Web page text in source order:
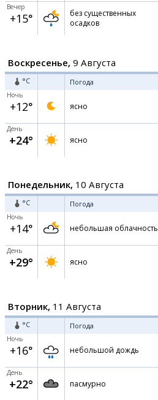
Вечер
+15°
без существенных
осадков
Воскресенье, 9 Августа
°C Погода
Ночь
+12° ясно
День
+24° ясно
Понедельник, 10 Августа
°C Погода
Ночь
+14° небольшая облачность
День
+29° ясно
Вторник, 11 Августа
°C Погода
Ночь
+16° небольшой дождь
День
+22° пасмурно